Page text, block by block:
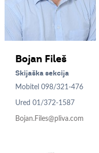
Bojan Fileš
Skijaška sekcija
Mobitel098/321-476
Ured01/372-1587
Bojan.Files@pliva.com